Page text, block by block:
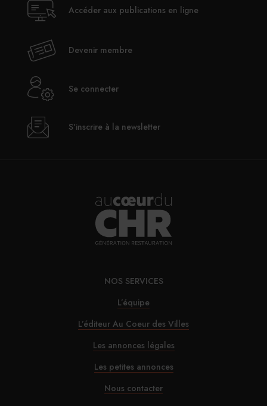
Accéder aux publications en ligne
Devenir membre
Se connecter
S'inscrire à la newsletter
NOS SERVICES
L’équipe
L’éditeur Au Coeur des Villes
Les annonces légales
Les petites annonces
Nous contacter